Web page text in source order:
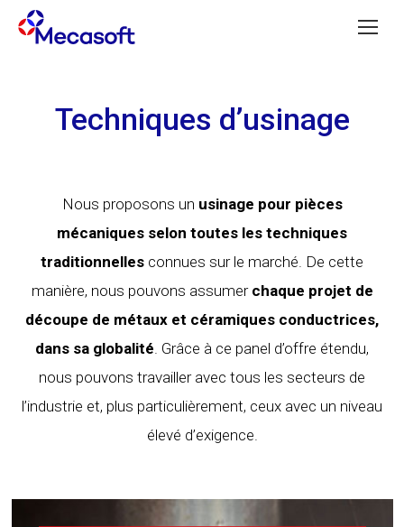
Techniques d’usinage
Nous proposons un usinage pour pièces
mécaniques selon toutes les techniques
traditionnelles connues sur le marché. De cette
manière, nous pouvons assumer chaque projet de
découpe de métaux et céramiques conductrices,
dans sa globalité. Grâce à ce panel d’offre étendu,
nous pouvons travailler avec tous les secteurs de
l’industrie et, plus particulièrement, ceux avec un niveau
élevé d’exigence.